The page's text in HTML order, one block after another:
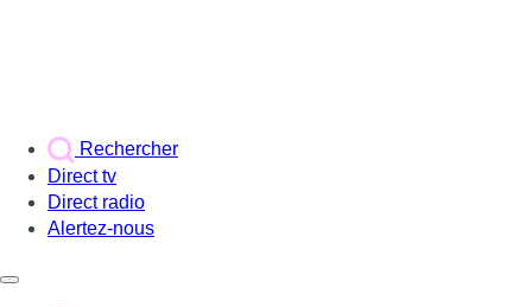
Rechercher
Direct tv
Direct radio
Alertez-nous